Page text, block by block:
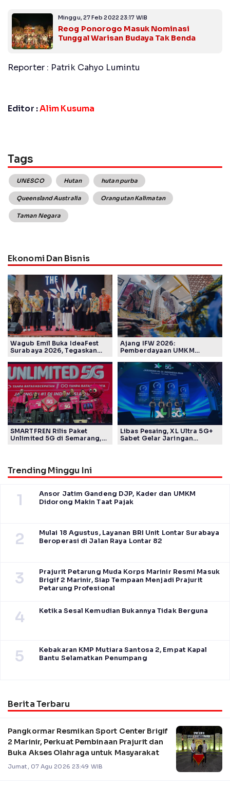
Minggu, 27 Feb 2022 23:17 WIB
Reog Ponorogo Masuk Nominasi
Tunggal Warisan Budaya Tak Benda
Reporter : Patrik Cahyo Lumintu
Editor :Alim Kusuma
Tags
UNESCO Hutan hutan purba
Queensland Australia Orangutan Kalimatan
Taman Negara
Ekonomi Dan Bisnis
Wagub Emil Buka IdeaFest
Surabaya 2026, Tegaskan
Timur
Ajang IFW 2026:
Pemberdayaan UMKM
Kelompok Disabilitas dan
Keberlanjutan
SMARTFREN Rilis Paket
Unlimited 5G di Semarang,
Libas Pesaing, XL Ultra 5G+
Sabet Gelar Jaringan
Trending Minggu Ini
1
Ansor Jatim Gandeng DJP, Kader dan UMKM
Didorong Makin Taat Pajak
2
Mulai 18 Agustus, Layanan BRI Unit Lontar Surabaya
Beroperasi di Jalan Raya Lontar 82
3
Prajurit Petarung Muda Korps Marinir Resmi Masuk
Brigif 2 Marinir, Siap Tempaan Menjadi Prajurit
Petarung Profesional
4 Ketika Sesal Kemudian Bukannya Tidak Berguna
5
Kebakaran KMP Mutiara Santosa 2, Empat Kapal
Bantu Selamatkan Penumpang
Berita Terbaru
Pangkormar Resmikan Sport Center Brigif
2 Marinir, Perkuat Pembinaan Prajurit dan
Buka Akses Olahraga untuk Masyarakat
Jumat, 07 Agu 2026 23:49 WIB